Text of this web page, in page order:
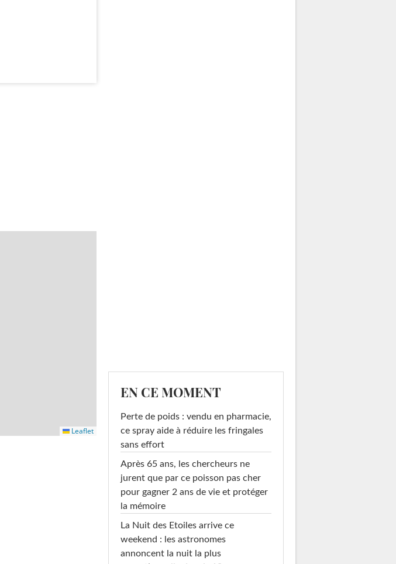
Leaflet
EN CE MOMENT
Perte de poids : vendu en pharmacie,
ce spray aide à réduire les fringales
sans effort
Après 65 ans, les chercheurs ne
jurent que par ce poisson pas cher
pour gagner 2 ans de vie et protéger
la mémoire
La Nuit des Etoiles arrive ce
weekend : les astronomes
annoncent la nuit la plus